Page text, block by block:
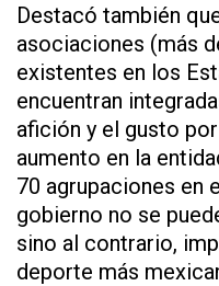
Destacó también
asociaciones (más
existentes en los
encuentran
afición y el gusto
aumento en la
70 agrupaciones en
gobierno no se
sino al contrario,
deporte más